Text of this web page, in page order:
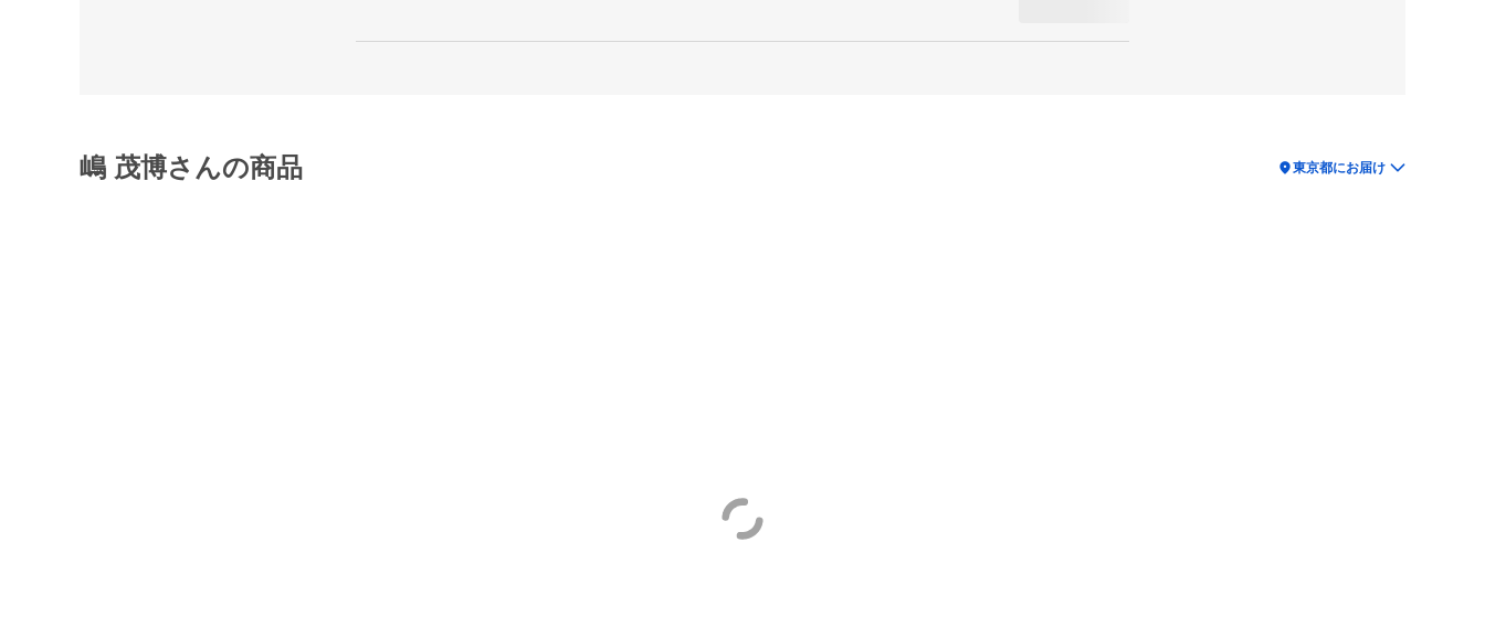
嶋 茂博さんの商品 location_on東京都にお届け